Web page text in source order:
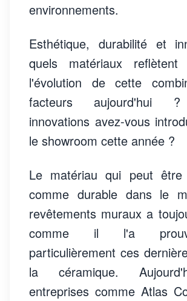
environnements.
Esthétique, durabilité et
quels matériaux
l'évolution de cette
facteurs aujourd'hui
innovations avez-vous
le showroom cette année ?
Le matériau qui peut être
comme durable dans le
revêtements muraux a
comme il l'a
particulièrement ces
la céramique.
entreprises comme Atlas